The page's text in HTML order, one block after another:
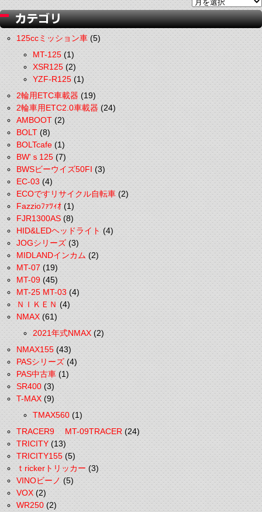
125ccミッション車(5)
MT-125(1)
XSR125(2)
YZF-R125(1)
2輪用ETC車載器(19)
2輪車用ETC2.0車載器(24)
AMBOOT(2)
BOLT(8)
BOLTcafe(1)
BW'ｓ125(7)
BWSビーウイズ50FI(3)
EC-03(4)
ECOですリサイクル自転車(2)
Fazzioﾌｧﾂｨｵ(1)
FJR1300AS(8)
HID&LEDヘッドライト(4)
JOGシリーズ(3)
MIDLANDインカム(2)
MT-07(19)
MT-09(45)
MT-25 MT-03(4)
ＮＩＫＥＮ(4)
NMAX(61)
2021年式NMAX(2)
NMAX155(43)
PASシリーズ(4)
PAS中古車(1)
SR400(3)
T-MAX(9)
TMAX560(1)
TRACER9 MT-09TRACER(24)
TRICITY(13)
TRICITY155(5)
ｔrickerトリッカー(3)
VINOビーノ(5)
VOX(2)
WR250(2)